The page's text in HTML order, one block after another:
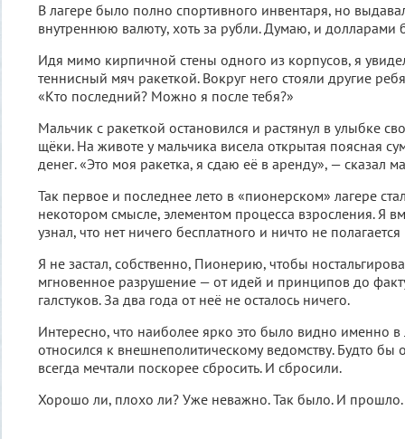
В лагере было полно спортивного инвентаря, но
внутреннюю валюту, хоть за рубли. Думаю, и долларами
Идя мимо кирпичной стены одного из корпусов, я
теннисный мяч ракеткой. Вокруг него стояли другие
«Кто последний? Можно я после тебя?»
Мальчик с ракеткой остановился и растянул в улыбке
щёки. На животе у мальчика висела открытая поясная
денег. «Это моя ракетка, я сдаю её в аренду», — сказал
Так первое и последнее лето в «пионерском» лагере
некотором смысле, элементом процесса взросления. Я
узнал, что нет ничего бесплатного и ничто не
Я не застал, собственно, Пионерию, чтобы
мгновенное разрушение — от идей и принципов до
галстуков. За два года от неё не осталось ничего.
Интересно, что наиболее ярко это было видно именно в
относился к внешнеполитическому ведомству. Будто бы
всегда мечтали поскорее сбросить. И сбросили.
Хорошо ли, плохо ли? Уже неважно. Так было. И прошло.